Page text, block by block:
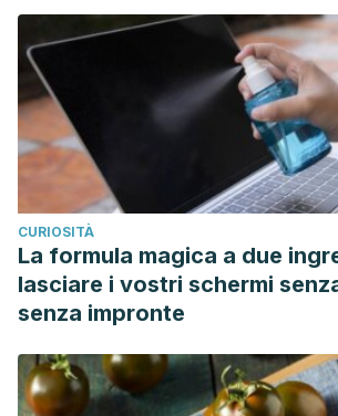
CURIOSITÀ
La formula magica a due
lasciare i vostri schermi
senza impronte